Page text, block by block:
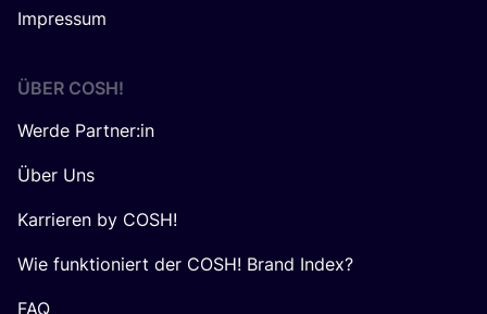
Impressum
ÜBER COSH!
Werde Partner:in
Über Uns
Karrieren by COSH!
Wie funktioniert der COSH! Brand Index?
FAQ